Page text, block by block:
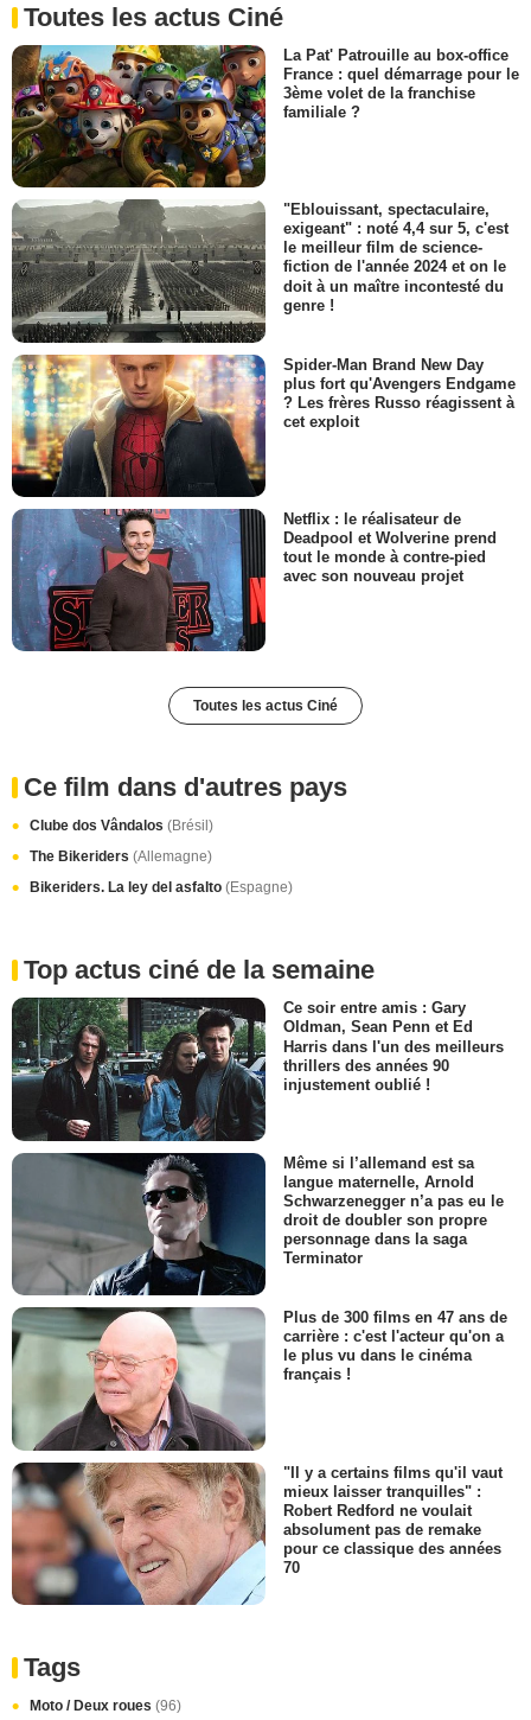
Toutes les actus Ciné
La Pat' Patrouille au box-office
France : quel démarrage pour le
3ème volet de la franchise
familiale ?
"Eblouissant, spectaculaire,
exigeant" : noté 4,4 sur 5, c'est
le meilleur film de science-
fiction de l'année 2024 et on le
doit à un maître incontesté du
genre !
Spider-Man Brand New Day
plus fort qu'Avengers Endgame
? Les frères Russo réagissent à
cet exploit
Netflix : le réalisateur de
Deadpool et Wolverine prend
tout le monde à contre-pied
avec son nouveau projet
Toutes les actus Ciné
Ce film dans d'autres pays
Clube dos Vândalos (Brésil)
The Bikeriders (Allemagne)
Bikeriders. La ley del asfalto (Espagne)
Top actus ciné de la semaine
Ce soir entre amis : Gary
Oldman, Sean Penn et Ed
Harris dans l'un des meilleurs
thrillers des années 90
injustement oublié !
Même si l’allemand est sa
langue maternelle, Arnold
Schwarzenegger n’a pas eu le
droit de doubler son propre
personnage dans la saga
Terminator
Plus de 300 films en 47 ans de
carrière : c'est l'acteur qu'on a
le plus vu dans le cinéma
français !
"Il y a certains films qu'il vaut
mieux laisser tranquilles" :
Robert Redford ne voulait
absolument pas de remake
pour ce classique des années
70
Tags
Moto / Deux roues (96)